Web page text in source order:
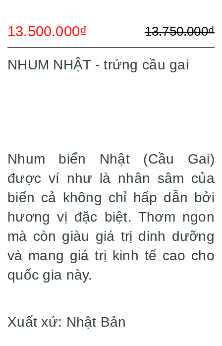
13.500.000₫ 13.750.000₫
NHUM NHẬT - trứng cầu gai
Nhum biển Nhật (Cầu Gai)
được ví như là nhân sâm của
biển cả không chỉ hấp dẫn bởi
hương vị đặc biệt. Thơm ngon
mà còn giàu giá trị dinh dưỡng
và mang giá trị kinh tế cao cho
quốc gia này.
Xuất xứ: Nhật Bản